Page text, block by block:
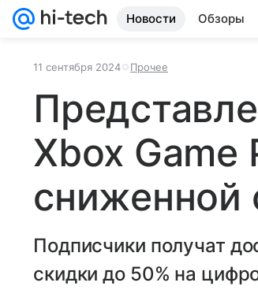
Новости Обзоры
11 сентября 2024 Прочее
Xbox Game
сниженной
Подписчики получат
скидки до 50% на